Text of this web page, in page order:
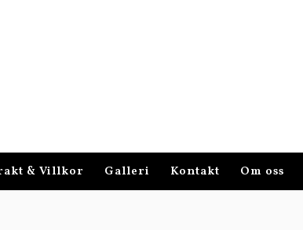
& Villkor Galleri Kontakt Om oss